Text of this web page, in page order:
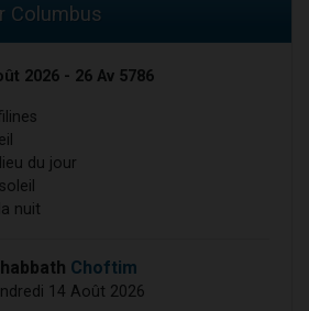
Columbus
2026 - 26 Av 5786
du jour
nuit
Choftim
14 Août 2026